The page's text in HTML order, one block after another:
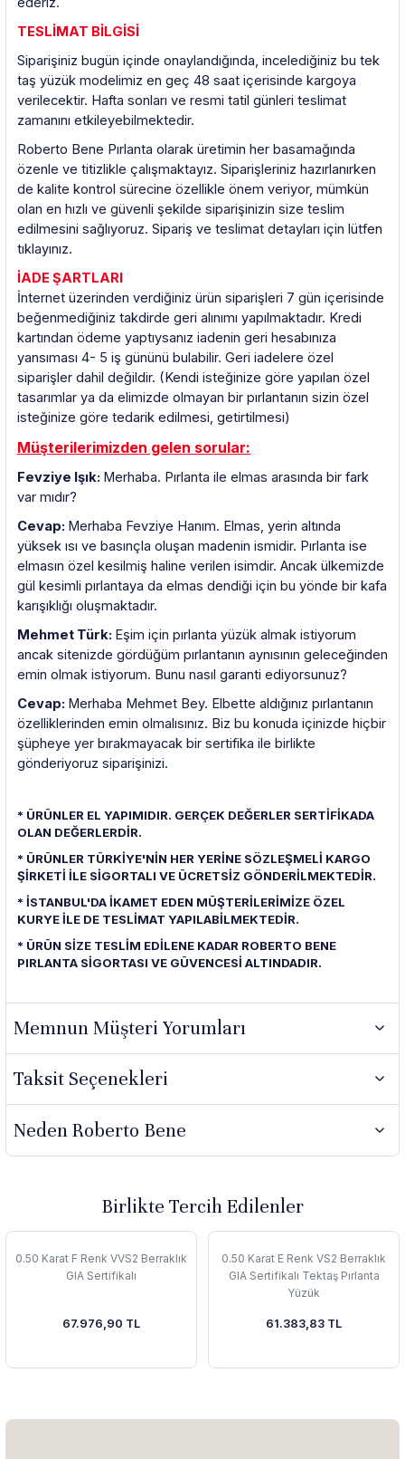
TESLİMAT BİLGİSİ
Siparişiniz bugün içinde onaylandığında, incelediğiniz bu tek
taş yüzük modelimiz en geç 48 saat içerisinde kargoya
verilecektir. Hafta sonları ve resmi tatil günleri teslimat
zamanını etkileyebilmektedir.
Roberto Bene Pırlanta olarak üretimin her basamağında
özenle ve titizlikle çalışmaktayız. Siparişleriniz hazırlanırken
de kalite kontrol sürecine özellikle önem veriyor, mümkün
olan en hızlı ve güvenli şekilde siparişinizin size teslim
edilmesini sağlıyoruz. Sipariş ve teslimat detayları için lütfen
tıklayınız.
İADE ŞARTLARI
İnternet üzerinden verdiğiniz ürün siparişleri 7 gün içerisinde
beğenmediğiniz takdirde geri alınımı yapılmaktadır. Kredi
kartından ödeme yaptıysanız iadenin geri hesabınıza
yansıması 4- 5 iş gününü bulabilir. Geri iadelere özel
siparişler dahil değildir. (Kendi isteğinize göre yapılan özel
tasarımlar ya da elimizde olmayan bir pırlantanın sizin özel
isteğinize göre tedarik edilmesi, getirtilmesi)
Müşterilerimizden gelen sorular:
Fevziye Işık: Merhaba. Pırlanta ile elmas arasında bir fark
var mıdır?
Cevap: Merhaba Fevziye Hanım. Elmas, yerin altında
yüksek ısı ve basınçla oluşan madenin ismidir. Pırlanta ise
elmasın özel kesilmiş haline verilen isimdir. Ancak ülkemizde
gül kesimli pırlantaya da elmas dendiği için bu yönde bir kafa
karışıklığı oluşmaktadır.
Mehmet Türk: Eşim için pırlanta yüzük almak istiyorum
ancak sitenizde gördüğüm pırlantanın aynısının geleceğinden
emin olmak istiyorum. Bunu nasıl garanti ediyorsunuz?
Cevap: Merhaba Mehmet Bey. Elbette aldığınız pırlantanın
özelliklerinden emin olmalısınız. Biz bu konuda içinizde hiçbir
şüpheye yer bırakmayacak bir sertifika ile birlikte
gönderiyoruz siparişinizi.
* ÜRÜNLER EL YAPIMIDIR. GERÇEK DEĞERLER SERTİFİKADA
OLAN DEĞERLERDİR.
* ÜRÜNLER TÜRKİYE'NİN HER YERİNE SÖZLEŞMELİ KARGO
ŞİRKETİ İLE SİGORTALI VE ÜCRETSİZ GÖNDERİLMEKTEDİR.
* İSTANBUL'DA İKAMET EDEN MÜŞTERİLERİMİZE ÖZEL
KURYE İLE DE TESLİMAT YAPILABİLMEKTEDİR.
* ÜRÜN SİZE TESLİM EDİLENE KADAR ROBERTO BENE
PIRLANTA SİGORTASI VE GÜVENCESİ ALTINDADIR.
Memnun Müşteri Yorumları
Taksit Seçenekleri
Neden Roberto Bene
Birlikte Tercih Edilenler
0.50 Karat F Renk VVS2 Berraklık
GIA Sertifikalı
67.976,90 TL
0.50 Karat E Renk VS2 Berraklık
GIA Sertifikalı Tektaş Pırlanta
Yüzük
61.383,83 TL